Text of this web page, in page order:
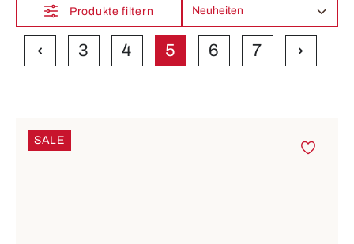
Seite
3 Seite
4 Seite
5 Seite
6 Seite
7
Produkte filtern
SALE